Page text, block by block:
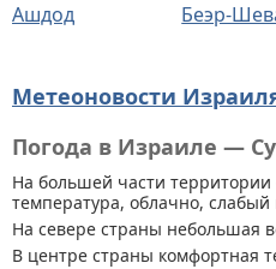
Ашдод
Беэр-
Метеоновости
Погода в Израиле —
На большей части территории
температура, облачно, слабый
На севере страны небольшая
В центре страны комфортная